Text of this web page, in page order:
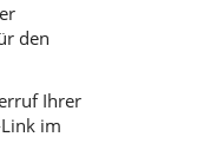
den
Ihrer
im